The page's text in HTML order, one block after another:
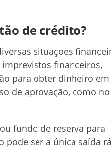
de crédito?
situações
imprevistos financeiros,
para obter dinheiro em
de aprovação, como no
fundo de reserva para
pode ser a única saída